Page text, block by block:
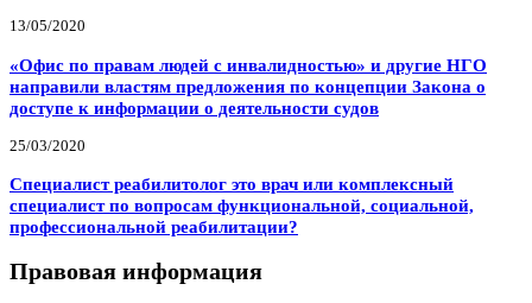
13/05/2020
«Офис по правам людей с инвалидностью» и другие НГО
направили властям предложения по концепции Закона о
доступе к информации о деятельности судов
25/03/2020
Специалист реабилитолог это врач или комплексный
специалист по вопросам функциональной, социальной,
профессиональной реабилитации?
Правовая информация